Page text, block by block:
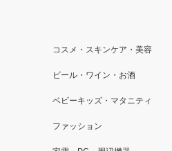
コスメ・スキンケア・美容
ビール・ワイン・お酒
ベビーキッズ・マタニティ
ファッション